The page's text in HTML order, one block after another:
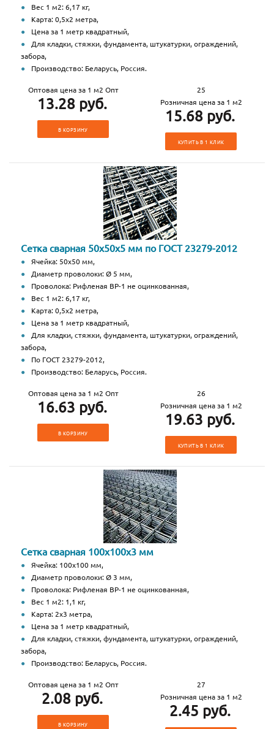
Вес 1 м2: 6,17 кг,
Карта: 0,5х2 метра,
Цена за 1 метр квадратный,
Для кладки, стяжки, фундамента, штукатурки, ограждений,
забора,
Производство: Беларусь, Россия.
Оптовая цена за 1 м2 Опт
13.28 руб.
В КОРЗИНУ
25
Розничная цена за 1 м2
15.68 руб.
КУПИТЬ В 1 КЛИК
Сетка сварная 50х50х5 мм по ГОСТ 23279-2012
Ячейка: 50х50 мм,
Диаметр проволоки: Ø 5 мм,
Проволока: Рифленая ВР-1 не оцинкованная,
Вес 1 м2: 6,17 кг,
Карта: 0,5х2 метра,
Цена за 1 метр квадратный,
Для кладки, стяжки, фундамента, штукатурки, ограждений,
забора,
По ГОСТ 23279-2012,
Производство: Беларусь, Россия.
Оптовая цена за 1 м2 Опт
16.63 руб.
В КОРЗИНУ
26
Розничная цена за 1 м2
19.63 руб.
КУПИТЬ В 1 КЛИК
Сетка сварная 100х100х3 мм
Ячейка: 100х100 мм,
Диаметр проволоки: Ø 3 мм,
Проволока: Рифленая ВР-1 не оцинкованная,
Вес 1 м2: 1,1 кг,
Карта: 2х3 метра,
Цена за 1 метр квадратный,
Для кладки, стяжки, фундамента, штукатурки, ограждений,
забора,
Производство: Беларусь, Россия.
Оптовая цена за 1 м2 Опт
2.08 руб.
В КОРЗИНУ
27
Розничная цена за 1 м2
2.45 руб.